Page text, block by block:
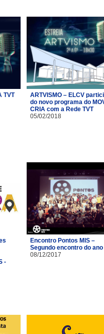
TVT
ARTVISMO – ELCV
do novo programa do
CRIA com a Rede TVT
05/02/2018
-
Encontro Pontos MIS –
Segundo encontro do ano
08/12/2017